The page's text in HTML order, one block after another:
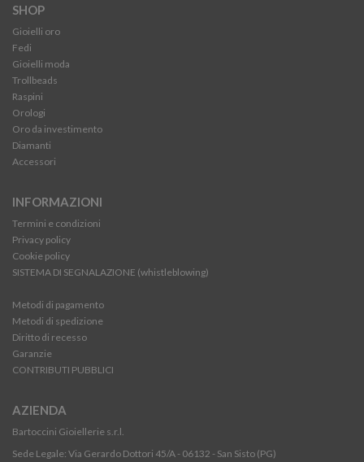
SHOP
Gioielli oro
Fedi
Gioielli moda
Trollbeads
Raspini
Orologi
Oro da investimento
Diamanti
Accessori
INFORMAZIONI
Termini e condizioni
Privacy policy
Cookie policy
SISTEMA DI SEGNALAZIONE (whistleblowing)
Metodi di pagamento
Metodi di spedizione
Diritto di recesso
Garanzie
CONTRIBUTI PUBBLICI
AZIENDA
Bartoccini Gioiellerie s.r.l.
Sede Legale: Via Gerardo Dottori 45/A - 06132 - San Sisto (PG)